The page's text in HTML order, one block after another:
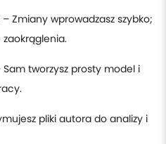
– Zmiany wprowadzasz szybko;
Sam tworzysz prosty model i
pliki autora do analizy i